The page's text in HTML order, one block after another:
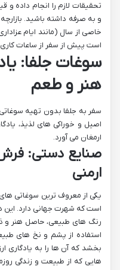
تحقیقات لازم را انجام داده و
و به صرفه داشته باشید.
خاصی از سال (مانند ایام
است پیش از سفر از ساعات
سوغات جلفا:
هنر و طعم
سفر به جلفا بدون تهیه
اصیل و خوراکی های لذیذ،
ارمغان می آورد.
صنایع دستی:
ارمنی
یکی از معروف ترین سوغاتی
است که شهرت جهانی دارد. این
رنگ های طبیعی، حاصل هنر و
استفاده از پشم و نخ های
بخشد که آن ها را به یادگاری
هایی که از طبیعت و زندگی